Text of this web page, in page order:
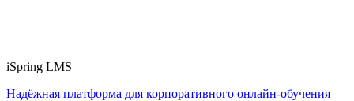
iSpring LMS
Надёжная платформа для корпоративного онлайн‑обучения